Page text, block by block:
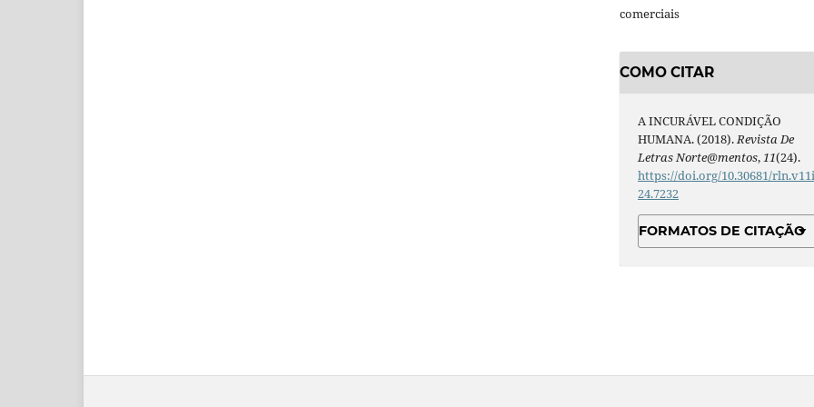
comerciais
COMO CITAR
A INCURÁVEL CONDIÇÃO
HUMANA. (2018). Revista De
Letras Norte@mentos, 11(24).
https://doi.org/10.30681/
24.7232
FORMATOS DE CITAÇÃO